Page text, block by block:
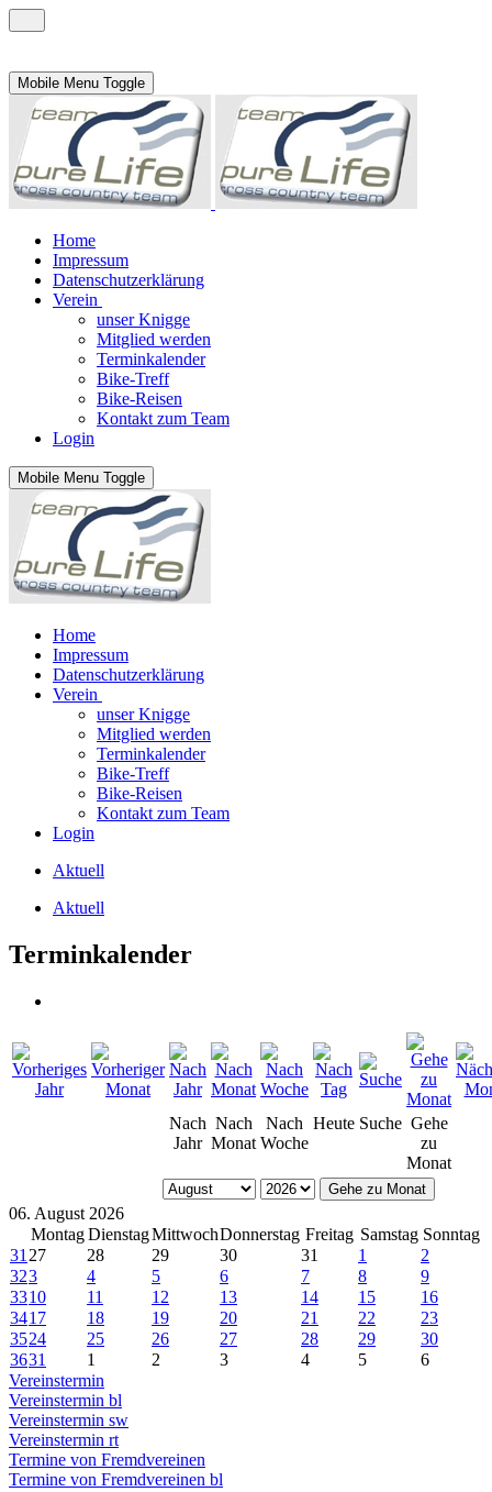
Mobile Menu Toggle
Home
Impressum
Datenschutzerklärung
Verein
unser Knigge
Mitglied werden
Terminkalender
Bike-Treff
Bike-Reisen
Kontakt zum Team
Login
Mobile Menu Toggle
Home
Impressum
Datenschutzerklärung
Verein
unser Knigge
Mitglied werden
Terminkalender
Bike-Treff
Bike-Reisen
Kontakt zum Team
Login
Aktuell
Aktuell
Terminkalender
Nach
Jahr
Nach
Monat
Nach
Woche
Heute Suche Gehe
zu
Monat
Gehe zu Monat
06. August 2026
Montag DienstagMittwochDonnerstag Freitag Samstag Sonntag
31 27 28 29 30 31 1
2
323 4 5 6 7 8
9
3310 11 12 13 14 15
16
3417 18 19 20 21 22
23
3524 25 26 27 28 29
30
3631 1 2 3 4 5
6
Vereinstermin
Vereinstermin bl
Vereinstermin sw
Vereinstermin rt
Termine von Fremdvereinen
Termine von Fremdvereinen bl